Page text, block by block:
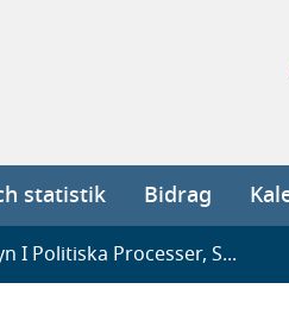
statistik Bidrag
I Politiska Processer, S...